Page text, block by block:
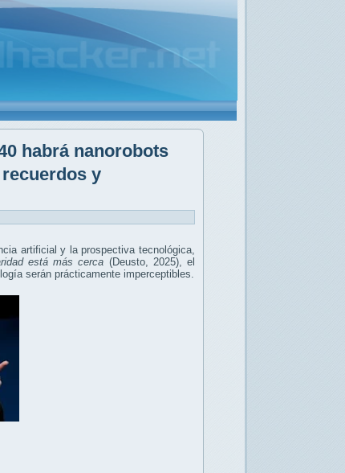
habrá nanorobots
y
artificial y la prospectiva tecnológica,
está más cerca (Deusto, 2025), el
serán prácticamente imperceptibles.